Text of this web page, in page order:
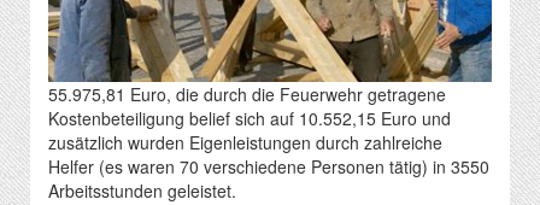
55.975,81 Euro, die durch die Feuerwehr getragene
Kostenbeteiligung belief sich auf 10.552,15 Euro und
zusätzlich wurden Eigenleistungen durch zahlreiche
Helfer (es waren 70 verschiedene Personen tätig) in 3550
Arbeitsstunden geleistet.